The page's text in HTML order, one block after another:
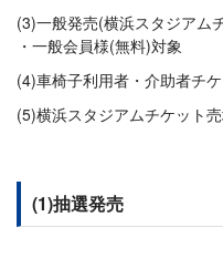
(3)一般発売(横浜スタジアム
一般会員様(無料)対象
(4)車椅子利用者・介助者チ
(5)横浜スタジアムチケット
(1)抽選発売